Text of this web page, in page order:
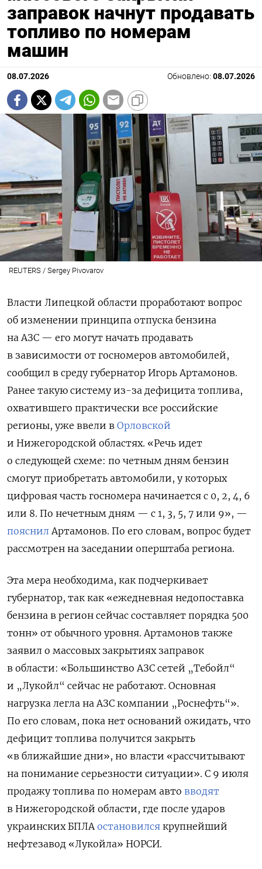
заправок начнут продавать
топливо по номерам
машин
08.07.2026 Обновлено: 08.07.2026
REUTERS / Sergey Pivovarov
Власти Липецкой области проработают вопрос
об изменении принципа отпуска бензина
на АЗС — его могут начать продавать
в зависимости от госномеров автомобилей,
сообщил в среду губернатор Игорь Артамонов.
Ранее такую систему из-за дефицита топлива,
охватившего практически все российские
регионы, уже ввели в Орловской
и Нижегородской областях. «Речь идет
о следующей схеме: по четным дням бензин
смогут приобретать автомобили, у которых
цифровая часть госномера начинается с 0, 2, 4, 6
или 8. По нечетным дням — с 1, 3, 5, 7 или 9», —
пояснилАртамонов. По его словам, вопрос будет
рассмотрен на заседании оперштаба региона.
Эта мера необходима, как подчеркивает
губернатор, так как «ежедневная недопоставка
бензина в регион сейчас составляет порядка 500
тонн» от обычного уровня. Артамонов также
заявил о массовых закрытиях заправок
в области: «Большинство АЗС сетей „Тебойл“
и „Лукойл“ сейчас не работают. Основная
нагрузка легла на АЗС компании „Роснефть“».
По его словам, пока нет оснований ожидать, что
дефицит топлива получится закрыть
«в ближайшие дни», но власти «рассчитывают
на понимание серьезности ситуации». С 9 июля
продажу топлива по номерам авто вводят
в Нижегородской области, где после ударов
украинских БПЛАостановился крупнейший
нефтезавод «Лукойла» НОРСИ.